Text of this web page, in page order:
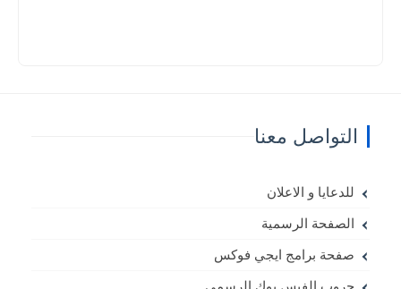
التواصل معنا
للدعايا و الاعلان
الصفحة الرسمية
صفحة برامج ايجي فوكس